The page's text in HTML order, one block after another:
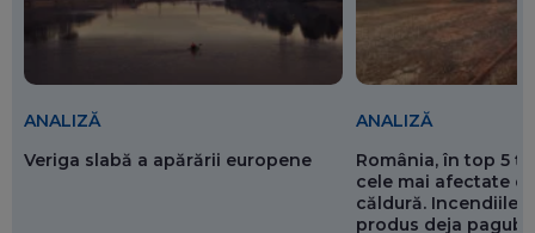
ANALIZĂ
Veriga slabă a apărării europene
ANALIZĂ
România, în top 5
cele mai afectate
căldură. Incendiile
produs deja